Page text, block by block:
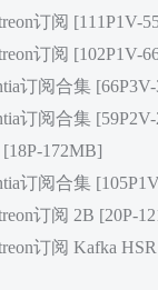
订阅 [111P1V-
订阅 [102P1V-
订阅合集
订阅合集
172MB]
订阅合集
订阅 2B [20P-
订阅 Kafka